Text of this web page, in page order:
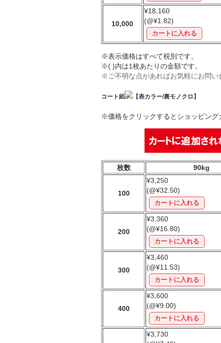
10,000
¥18,160
(@¥1.82)
※表示価格はすべて税別です。
※( )内は1枚あたりの金額です。
※ご不明な点があればお気軽にお問い
コート紙 【表カラー/裏モノクロ】
※価格をクリックするとショッピング
枚数 90kg
100
¥3,250
(@¥32.50)
200
¥3,360
(@¥16.80)
300
¥3,460
(@¥11.53)
400
¥3,600
(@¥9.00)
¥3,730